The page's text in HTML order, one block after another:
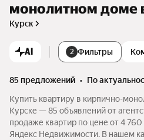
монолитном доме
Курск
AI 2 Фильтры
85 предложений •
по
Купить квартиру в кирпично-
Курске — 85 объявлений от
продаже квартир по цене от 4
Яндекс Недвижимости. В нашем